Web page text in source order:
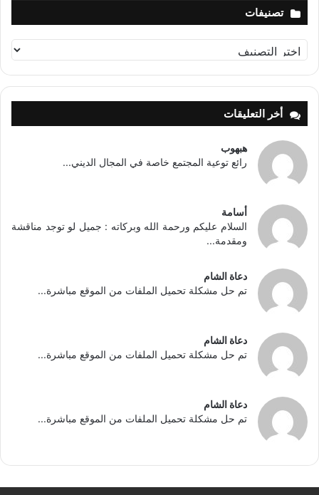
تصنيفات
تصنيفات
أخر التعليقات
هبهوب
رائع توعية المجتمع خاصة في المجال الديني...
أسامة
السلام عليكم ورحمة الله وبركاته : جميل لو توجد مناقشة
ومقدمة...
دعاة الشام
تم حل مشكلة تحميل الملفات من الموقع مباشرة...
دعاة الشام
تم حل مشكلة تحميل الملفات من الموقع مباشرة...
دعاة الشام
تم حل مشكلة تحميل الملفات من الموقع مباشرة...